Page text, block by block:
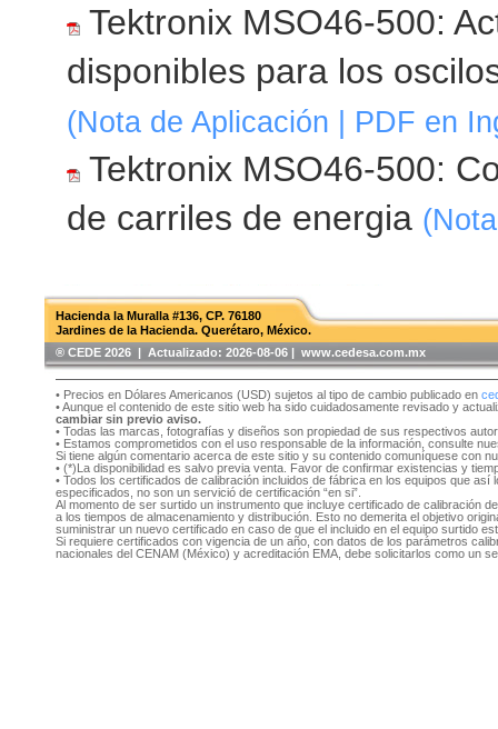
Tektronix MSO46-500:
disponibles para los
(Nota de Aplicación | PDF en
Tektronix MSO46-500:
de carriles de energia
Hacienda la Muralla #136, CP. 76180
Jardines de la Hacienda. Querétaro, México.
®️ CEDE 2026 | Actualizado: 2026-08-06 | www.cedesa.com.mx
• Precios en Dólares Americanos (USD) sujetos al tipo de cambio publicado en
• Aunque el contenido de este sitio web ha sido cuidadosamente revisado y
cambiar sin previo aviso.
• Todas las marcas, fotografías y diseños son propiedad de sus respectivos
• Estamos comprometidos con el uso responsable de la información, consulte
Si tiene algún comentario acerca de este sitio y su contenido comuníquese con
• (*)La disponibilidad es salvo previa venta. Favor de confirmar existencias y
• Todos los certificados de calibración incluidos de fábrica en los equipos que
especificados, no son un servició de certificación “en si”.
Al momento de ser surtido un instrumento que incluye certificado de calibración
a los tiempos de almacenamiento y distribución. Esto no demerita el objetivo
suministrar un nuevo certificado en caso de que el incluido en el equipo surtido
Si requiere certificados con vigencia de un año, con datos de los parámetros
nacionales del CENAM (México) y acreditación EMA, debe solicitarlos como un